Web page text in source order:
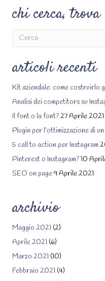
chi cerca, trova
articoli recenti
Kit aziendale: come costruirlo
Analisi dei competitors su
Il font o la font?27 Aprile 2021
Plugin per l’ottimizzazione di
5 call to action per Instagram
Pinterest o Instagram?10
SEO on page9 Aprile 2021
archivio
Maggio 2021 (2)
Aprile 2021 (6)
Marzo 2021 (10)
Febbraio 2021 (4)